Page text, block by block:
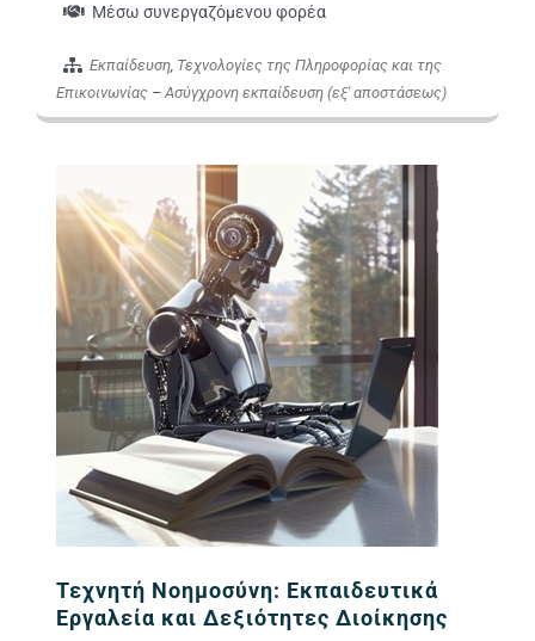
Μέσω συνεργαζόμενου φορέα
Εκπαίδευση Τεχνολογίες της Πληροφορίας και της
Επικοινωνίας –Ασύγχρονη εκπαίδευση (εξ' αποστάσεως)
Τεχνητή Νοημοσύνη: Εκπαιδευτικά
Εργαλεία και Δεξιότητες Διοίκησης